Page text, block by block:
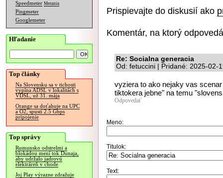
Speedmeter Merania
Pingmeter
Googlemeter
Hľadanie
Top články
Na Slovensku sa v tichosti
vypína ADSL v lokalitách s
VDSL, už 31. mája
Orange sa doťahuje na UPC
a O2, spustí 2.5 Gbps
pripojenie
Top správy
Rumunsko odstrelmi a
blokádou mení tok Dunaja,
aby udržalo jadrovú
elektráreň v chode
Joj Play výrazne zdražuje
Prispievajte do diskusií ako
Komentár, na ktorý
Re: Socialna generacia
Od: fetuccini | Pridané: 2025-02-
vyziera to ako nejaky vas
tiktokera jebne" na temu
Odpovedať
Meno:
Titulok:
Text: